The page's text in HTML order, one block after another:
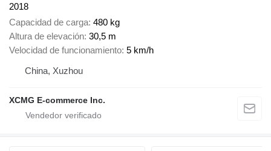
2018
Capacidad de carga 480 kg
Altura de elevación 30,5 m
Velocidad de funcionamiento 5 km/h
China, Xuzhou
XCMG E-commerce Inc.